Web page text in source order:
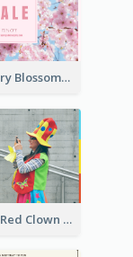
Pink Cherry Blossom Spring Sale Postcard
Blue And Red Clown Photo April Fools Day Postcard